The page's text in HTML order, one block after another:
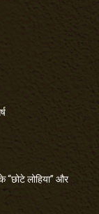
“छोटे लोहिया” और